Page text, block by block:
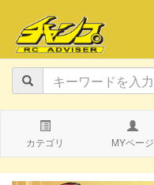
カテゴリ MYページ